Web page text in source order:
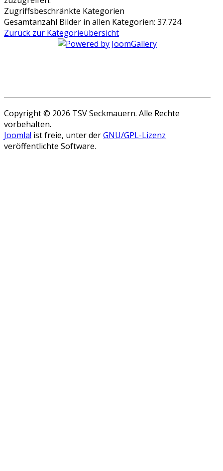
Zugriffsbeschränkte Kategorien
Gesamtanzahl Bilder in allen Kategorien: 37.724
Zurück zur Kategorieübersicht
Copyright © 2026 TSV Seckmauern. Alle Rechte
vorbehalten.
Joomla! ist freie, unter derGNU/GPL-Lizenz
veröffentlichte Software.